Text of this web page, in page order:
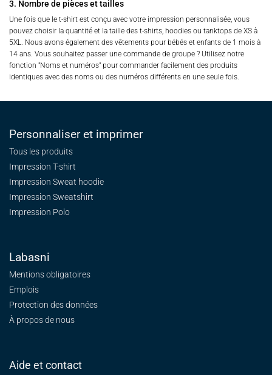
3. Nombre de pièces et tailles
Une fois que le t-shirt est conçu avec votre impression personnalisée, vous
pouvez choisir la quantité et la taille des t-shirts, hoodies ou tanktops de XS à
5XL. Nous avons également des vêtements pour bébés et enfants de 1 mois à
14 ans. Vous souhaitez passer une commande de groupe ? Utilisez notre
fonction "Noms et numéros" pour commander facilement des produits
identiques avec des noms ou des numéros différents en une seule fois.
Personnaliser et imprimer
Tous les produits
Impression T-shirt
Impression Sweat hoodie
Impression Sweatshirt
Impression Polo
Labasni
Mentions obligatoires
Emplois
Protection des données
À propos de nous
Aide et contact